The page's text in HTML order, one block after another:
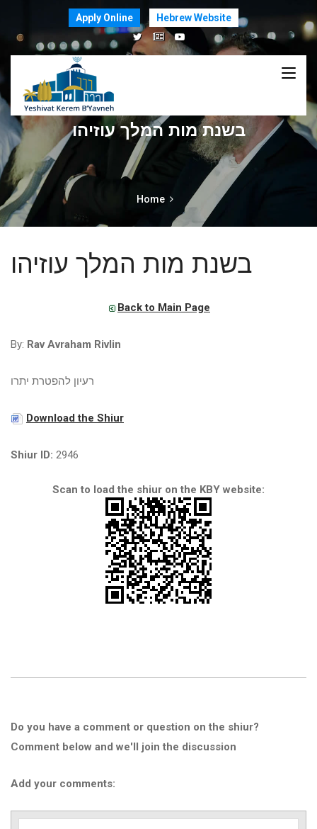
Apply Online Hebrew Website
בשנת מות המלך עוזיהו
Home
בשנת מות המלך עוזיהו
Back to Main Page
By: Rav Avraham Rivlin
רעיון להפטרת יתרו
Download the Shiur
Shiur ID: 2946
Scan to load the shiur on the KBY website:
Do you have a comment or question on the shiur?
Comment below and we'll join the discussion
Add your comments: